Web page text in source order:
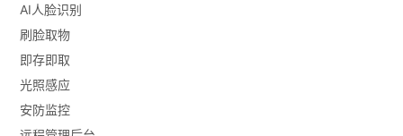
AI人脸识别
刷脸取物
即存即取
光照感应
安防监控